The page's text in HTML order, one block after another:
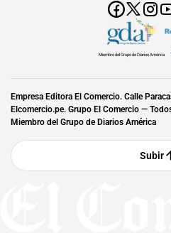
Miembro del Grupo de Diarios América
Empresa Editora El Comercio. Calle
Elcomercio.pe. Grupo El Comercio —
Miembro del Grupo de Diarios América
Subir